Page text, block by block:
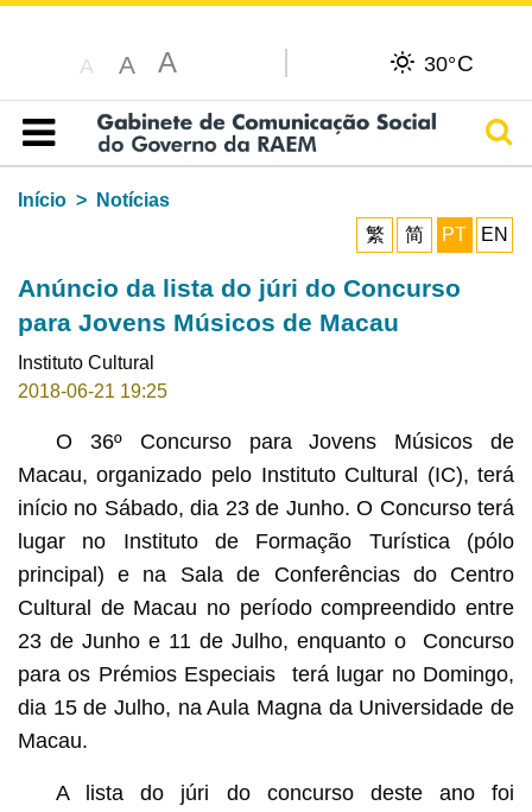
A A A 30°C
Índice
Início
Notícias
繁
简 PT EN
Anúncio da lista do júri do Concurso
para Jovens Músicos de Macau
Instituto Cultural
2018-06-21 19:25
O 36º Concurso para Jovens Músicos de
Macau, organizado pelo Instituto Cultural (IC), terá
início no Sábado, dia 23 de Junho. O Concurso terá
lugar no Instituto de Formação Turística (pólo
principal) e na Sala de Conferências do Centro
Cultural de Macau no período compreendido entre
23 de Junho e 11 de Julho, enquanto o Concurso
para os Prémios Especiais terá lugar no Domingo,
dia 15 de Julho, na Aula Magna da Universidade de
Macau.
A lista do júri do concurso deste ano foi